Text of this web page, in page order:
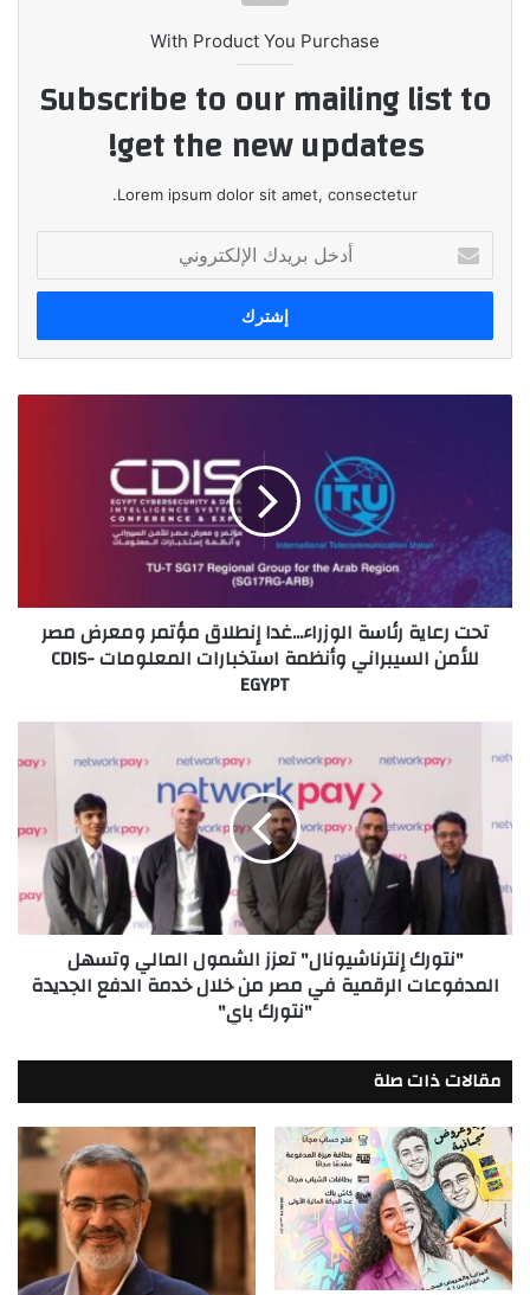
With Product You Purchase
Subscribe to our mailing list to
get the new updates!
Lorem ipsum dolor sit amet, consectetur.
بريدك
الإلكتروني
مؤتمر
ومعرض
مصر
للأمن
السيبراني
وأنظمة
EGYPT
تحت رعاية رئاسة الوزراء...غدا إنطلاق مؤتمر ومعرض مصر
للأمن السيبراني وأنظمة استخبارات المعلومات CDIS-
EGYPT
إنترناشيونال"
المالي
وتسهل
المدفوعات
الرقمية
في
من
الجديدة
"نتورك
باي"
"نتورك إنترناشيونال" تعزز الشمول المالي وتسهل
المدفوعات الرقمية في مصر من خلال خدمة الدفع الجديدة
"نتورك باي"
مقالات ذات صلة